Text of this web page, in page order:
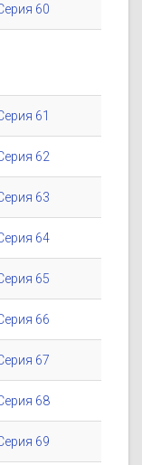
60
61
62
63
64
65
66
67
68
69